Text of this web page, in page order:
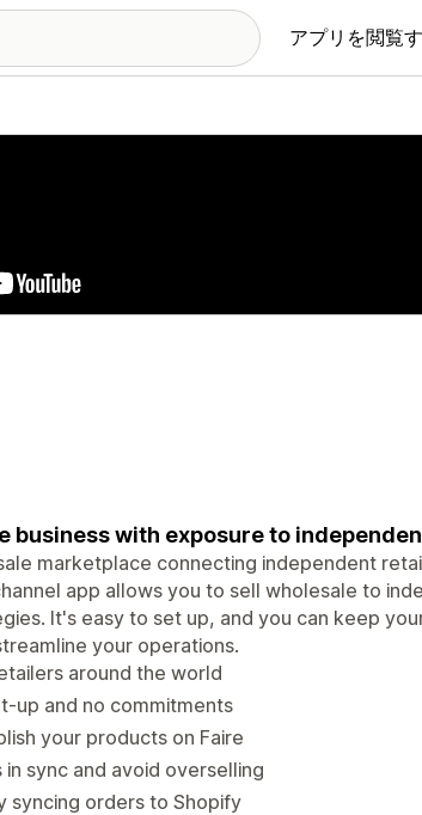
アプリを閲覧
business with exposure to
marketplace connecting independent
app allows you to sell wholesale to
It's easy to set up, and you can keep
your operations.
around the world
up and no commitments
your products on Faire
sync and avoid overselling
syncing orders to Shopify